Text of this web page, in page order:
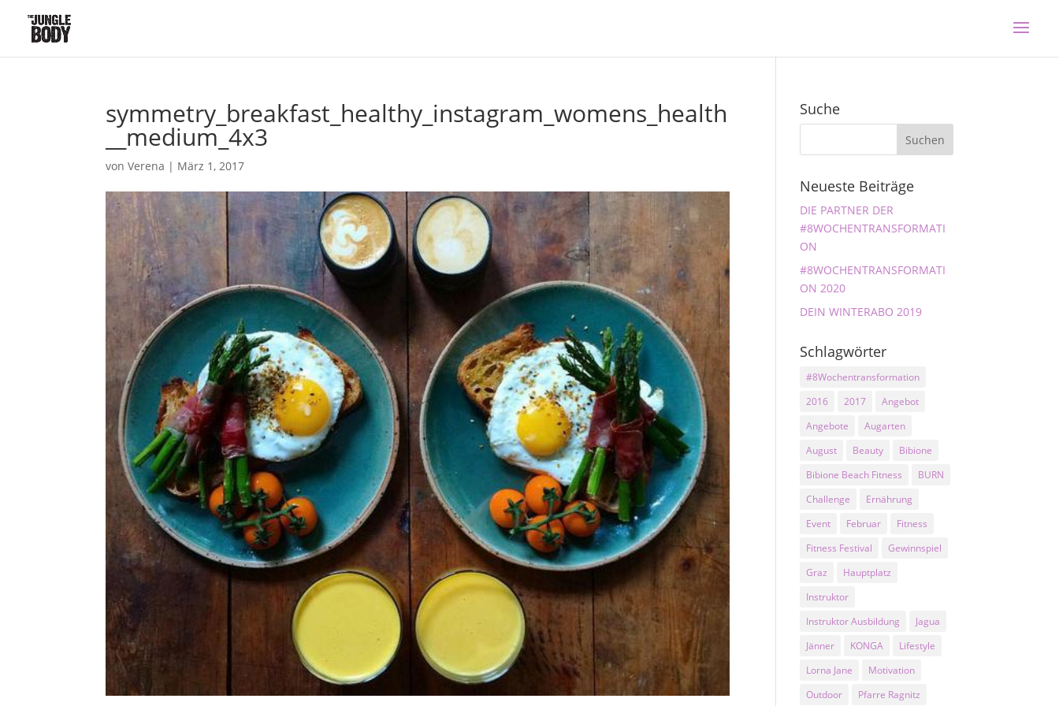
symmetry_breakfast_healthy_instagram_womens_health
__medium_4x3
vonVerena | März 1, 2017
Suche
Neueste Beiträge
DIE PARTNER DER
#8WOCHENTRANSFORMATI
ON
#8WOCHENTRANSFORMATI
ON 2020
DEIN WINTERABO 2019
Schlagwörter
#8Wochentransformation
2016
2017
Angebot
Angebote
Augarten
August
Beauty
Bibione
Bibione Beach Fitness
BURN
Challenge
Ernährung
Event
Februar
Fitness
Fitness Festival
Gewinnspiel
Graz
Hauptplatz
Instruktor
Instruktor Ausbildung
Jagua
Jänner
KONGA
Lifestyle
Lorna Jane
Motivation
Outdoor
Pfarre Ragnitz